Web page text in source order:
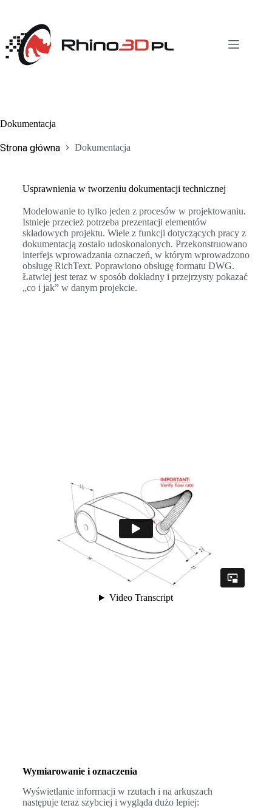
Dokumentacja
Strona główna Dokumentacja
Usprawnienia w tworzeniu dokumentacji technicznej
Modelowanie to tylko jeden z procesów w projektowaniu.
Istnieje przecież potrzeba prezentacji elementów
składowych projektu. Wiele z funkcji dotyczących pracy z
dokumentacją zostało udoskonalonych. Przekonstruowano
interfejs wprowadzania oznaczeń, w którym wprowadzono
obsługę RichText. Poprawiono obsługę formatu DWG.
Łatwiej jest teraz w sposób dokładny i przejrzysty pokazać
„co i jak” w danym projekcie.
Wymiarowanie i oznaczenia
Wyświetlanie informacji w rzutach i na arkuszach
następuje teraz szybciej i wygląda dużo lepiej: